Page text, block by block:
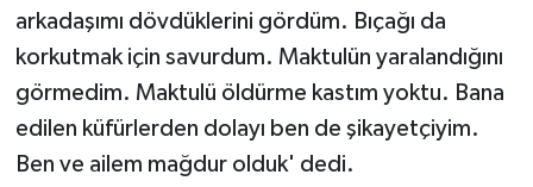
arkadaşımı dövdüklerini gördüm. Bıçağı da
korkutmak için savurdum. Maktulün yaralandığını
görmedim. Maktulü öldürme kastım yoktu. Bana
edilen küfürlerden dolayı ben de şikayetçiyim.
Ben ve ailem mağdur olduk' dedi.